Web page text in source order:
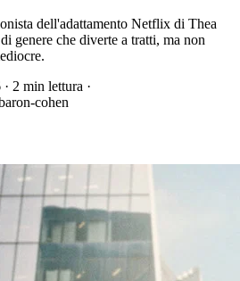
dell'adattamento Netflix di Thea
genere che diverte a tratti, ma non
· 2 min lettura ·
cohen